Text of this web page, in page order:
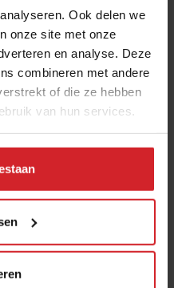
Ook delen we
onze site met onze
en analyse. Deze
combineren met andere
of die ze hebben
van hun services.
tegenwoordig meer dan
noedelsoep
| 3 min
foodtrends: van
tot lokale favorieten